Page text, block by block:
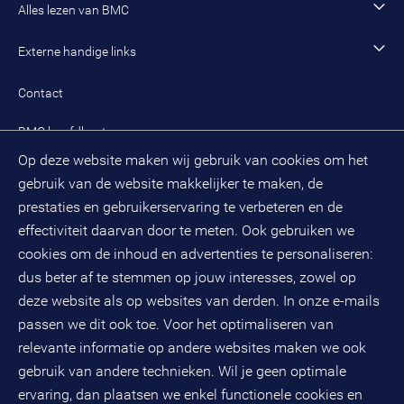
Op deze website maken wij gebruik van cookies om het
gebruik van de website makkelijker te maken, de
prestaties en gebruikerservaring te verbeteren en de
effectiviteit daarvan door te meten. Ook gebruiken we
cookies om de inhoud en advertenties te personaliseren:
dus beter af te stemmen op jouw interesses, zowel op
deze website als op websites van derden. In onze e-mails
passen we dit ook toe. Voor het optimaliseren van
relevante informatie op andere websites maken we ook
gebruik van andere technieken. Wil je geen optimale
ervaring, dan plaatsen we enkel functionele cookies en
Ons werk
Onze cultuur en organisatie
Algemeen contact
Inloggen mijn BMC
Meest gestelde vragen mijn BMC
Evenementen
Alles lezen van BMC
Alle artikelen
Externe handige links
Public spirit
Contact
BMC hoofdkantoor
(033) 496 52 00
Databankweg 26 D
3821 ALAmersfoort
Postbus 490
3800 AL Amersfoort
KvK-nummer: 32078667
BTW-nummer: NL808663598B01
Volg ons op social media